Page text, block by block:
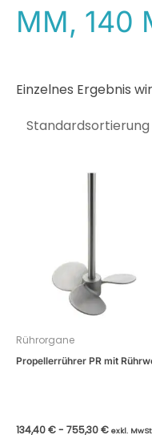
MM, 140
Einzelnes Ergebnis
Rührorgane
Propellerrührer PR mit
134,40€- 755,30€ exkl.